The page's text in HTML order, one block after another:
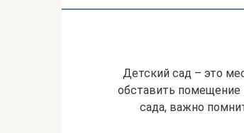
Детский сад – это
обставить помещение
сада, важно